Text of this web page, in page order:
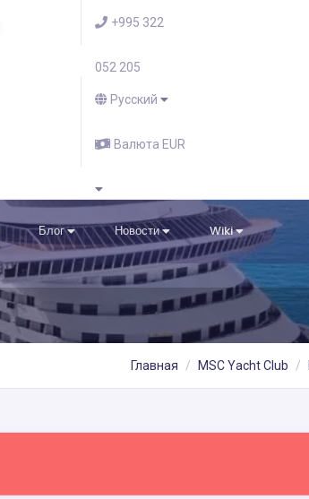
+995 322
052 205
Русский
Валюта EUR
Блог Новости Wiki
Главная MSC Yacht Club